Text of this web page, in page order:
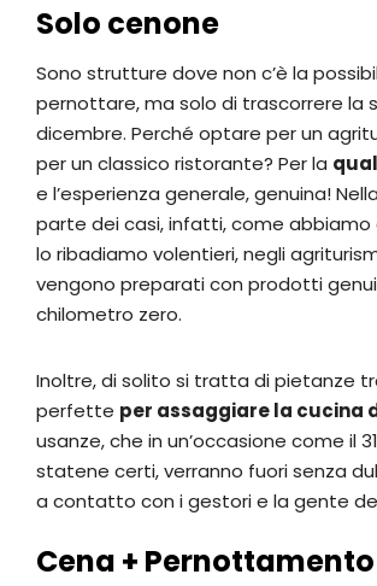
Solo cenone
Sono strutture dove non c’è la
pernottare, ma solo di trascorrere la
dicembre. Perché optare per un
per un classico ristorante? Per la
e l’esperienza generale, genuina!
parte dei casi, infatti, come
lo ribadiamo volentieri, negli
vengono preparati con prodotti
chilometro zero.
Inoltre, di solito si tratta di pietanze
perfette per assaggiare la cucina
usanze, che in un’occasione come il
statene certi, verranno fuori senza
a contatto con i gestori e la gente
Cena +